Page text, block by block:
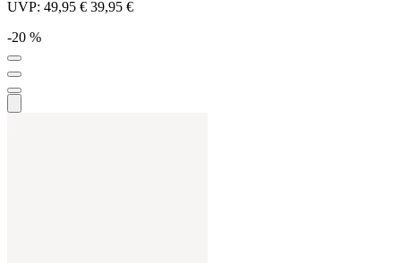
UVP: 49,95 € 39,95 €
-20 %